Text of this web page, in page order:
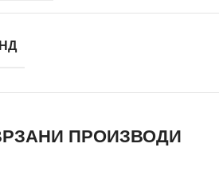
ПРОИЗВОДИ